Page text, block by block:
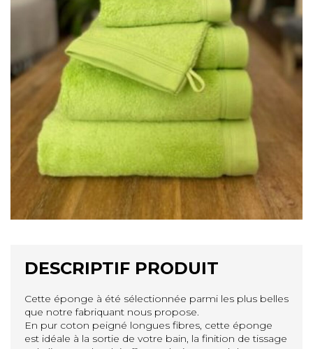
DESCRIPTIF PRODUIT
Cette éponge à été sélectionnée parmi les plus belles
que notre fabriquant nous propose.
En pur coton peigné longues fibres, cette éponge
est idéale à la sortie de votre bain, la finition de tissage